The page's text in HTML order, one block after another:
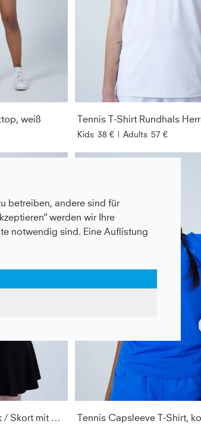
weiß
Kids 38 € | Adults 57 €
Advantage Tennisrock / Skort mit Ballhalter, schwarz Tennis Capsleeve T-Shirt,
betreiben, andere sind für
werden wir Ihre
notwendig sind. Eine Auflistung